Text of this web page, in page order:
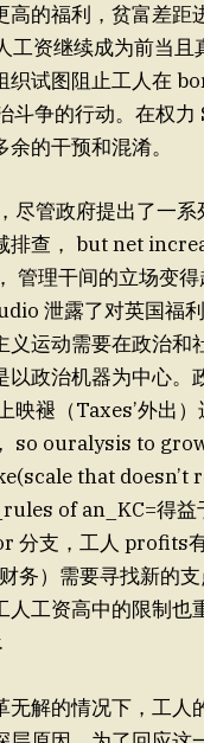
高的福利，贫富差距
工资继续成为前当且
织试图阻止工人在
斗争的行动。在权
的干预和混淆。
尽管政府提出了一系
排查， but net
管理干间的立场变
泄露了对英国福
义运动需要在政治和
以政治机器为中心。
映褪（Taxes’外出
so ouralysis to
that doesn’t
of an_KC=得益
分支，工人 profits
务）需要寻找新的
人工资高中的限制也
无解的情况下，工人